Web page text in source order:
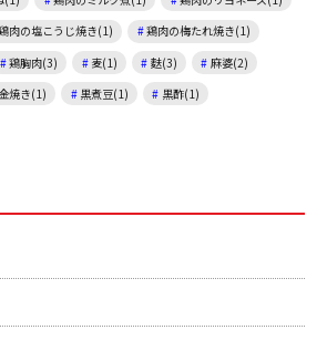
肉の塩こうじ焼き(1)
鶏肉の梅たれ焼き(1)
鶏胸肉(3) 麦(1) 麩(3)
麻婆(2)
焼き(1) 黒煮豆(1)
黒酢(1)